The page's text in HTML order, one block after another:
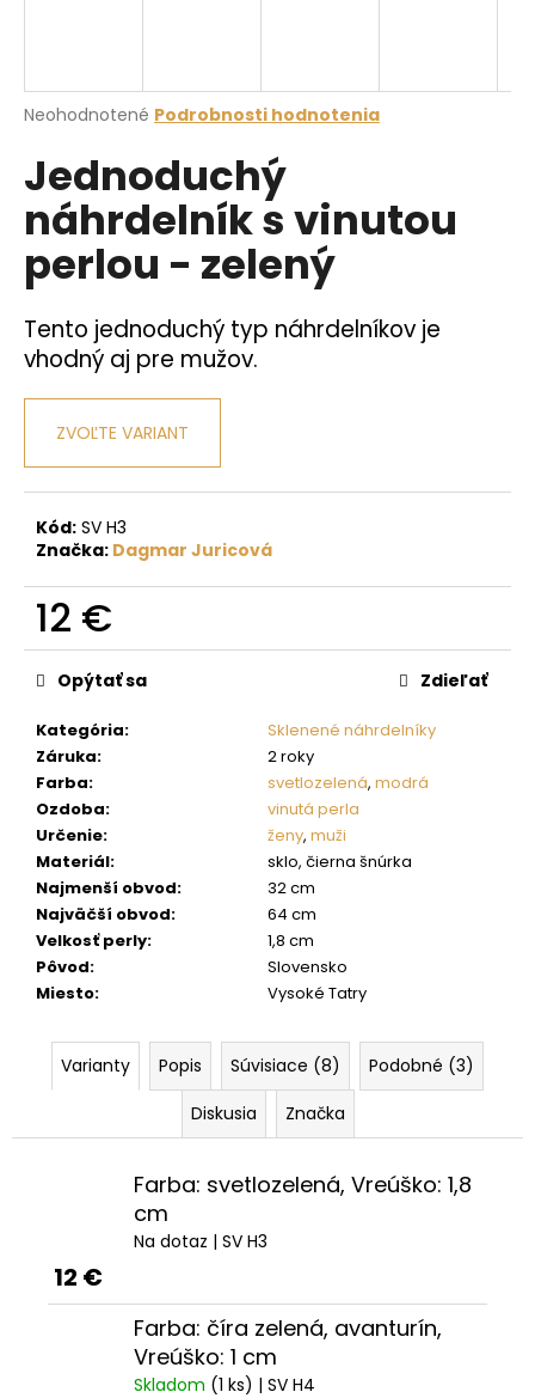
Priemerné
produktu
je
5
hviezdičiek.
Neohodnotené Podrobnosti hodnotenia
Jednoduchý
náhrdelník s vinutou
perlou - zelený
Tento jednoduchý typ náhrdelníkov je
vhodný aj pre mužov.
ZVOĽTE VARIANT
Kód: SV H3
Značka: Dagmar Juricová
12 €
Jednotková
cena:
Kategória:
Sklenené náhrdelníky
Záruka:
2 roky
Farba: svetlozelená, modrá
Ozdoba:
vinutá perla
Určenie: ženy, muži
Materiál:
sklo, čierna šnúrka
Najmenší obvod:
32 cm
Najväčší obvod:
64 cm
Velkosť perly:
1,8 cm
Pôvod:
Slovensko
Miesto: Vysoké Tatry
Opýtať sa Zdieľať
Varianty Popis Súvisiace (8)
Podobné (3)
Diskusia
Značka
Farba: svetlozelená, Vreúško: 1,8
cm
Na dotaz | SV H3
12 €
Farba: číra zelená, avanturín,
Vreúško: 1 cm
Skladom (1 ks) | SV H4
s
ť
?
HĽADAŤ
d
o
r
ú
č
a
m
e